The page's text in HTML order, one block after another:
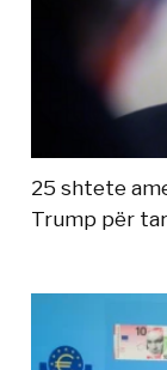
25 shtete
Trump për